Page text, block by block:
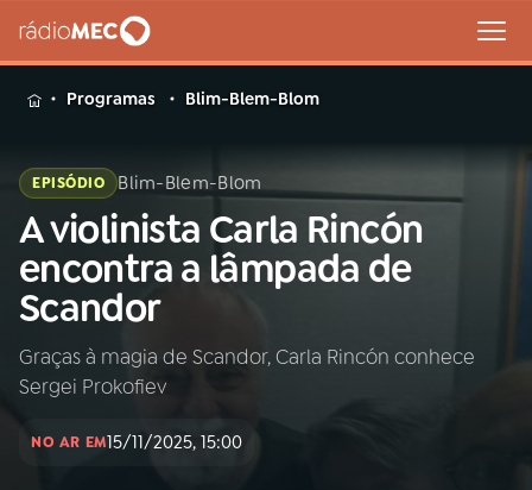
MENU
Buscar
na
Rádio
MEC
Buscar
Início AO VIVO
INÍCIO
Programas Blim-Blem-Blom
EPISÓDIO Blim-Blem-Blom
A violinista Carla Rincón
encontra a lâmpada de
Scandor
Graças à magia de Scandor, Carla Rincón conhece
Sergei Prokofiev
NO AR EM15/11/2025, 15:00